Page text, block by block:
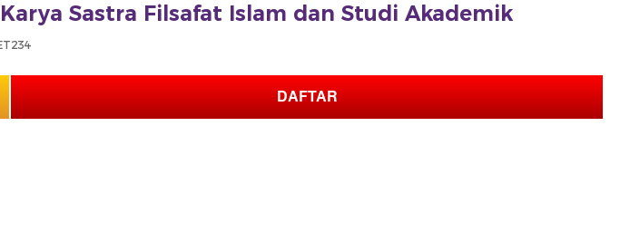
Sastra Filsafat Islam dan Studi Akademik
DAFTAR